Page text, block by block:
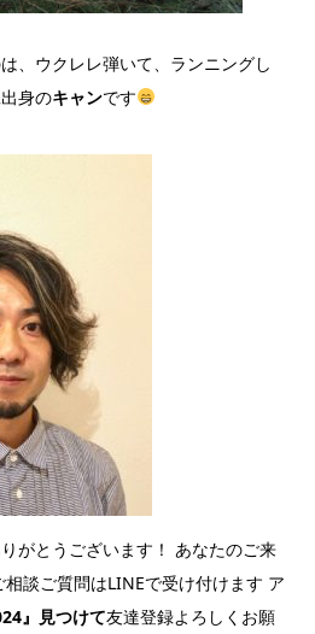
、ウクレレ弾いて、ランニングし
身のキャンです
がとうございます！ あなたのご来
談ご質問はLINEで受け付けます ア
』見つけて友達登録よろしくお願